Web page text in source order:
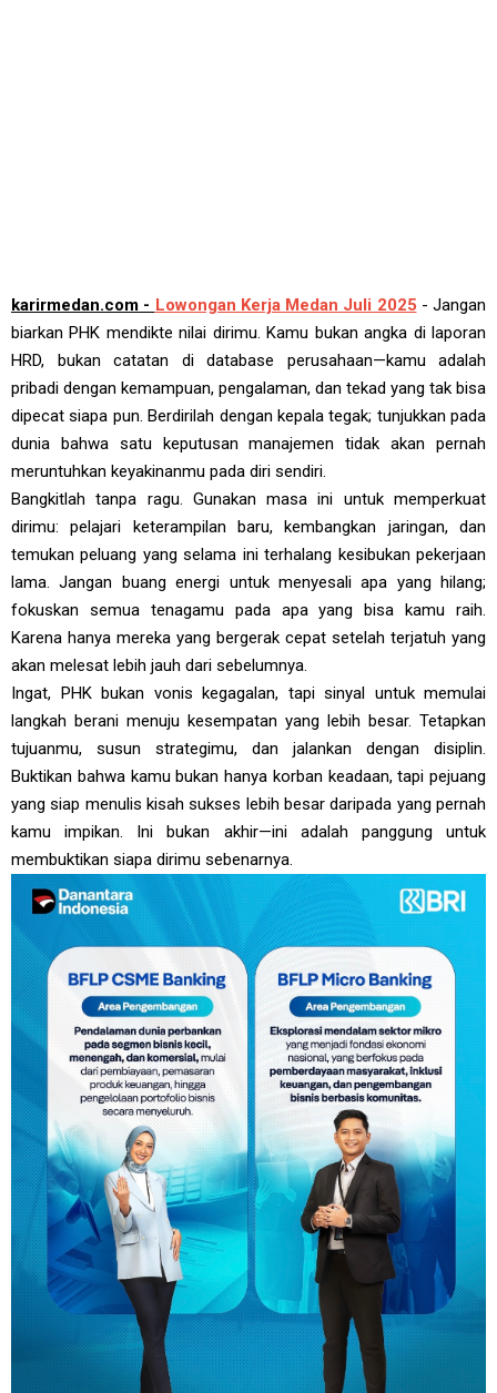
karirmedan.com - Lowongan Kerja Medan Juli 2025 - Jangan
biarkan PHK mendikte nilai dirimu. Kamu bukan angka di laporan
HRD, bukan catatan di database perusahaan—kamu adalah
pribadi dengan kemampuan, pengalaman, dan tekad yang tak bisa
dipecat siapa pun. Berdirilah dengan kepala tegak; tunjukkan pada
dunia bahwa satu keputusan manajemen tidak akan pernah
meruntuhkan keyakinanmu pada diri sendiri.
Bangkitlah tanpa ragu. Gunakan masa ini untuk memperkuat
dirimu: pelajari keterampilan baru, kembangkan jaringan, dan
temukan peluang yang selama ini terhalang kesibukan pekerjaan
lama. Jangan buang energi untuk menyesali apa yang hilang;
fokuskan semua tenagamu pada apa yang bisa kamu raih.
Karena hanya mereka yang bergerak cepat setelah terjatuh yang
akan melesat lebih jauh dari sebelumnya.
Ingat, PHK bukan vonis kegagalan, tapi sinyal untuk memulai
langkah berani menuju kesempatan yang lebih besar. Tetapkan
tujuanmu, susun strategimu, dan jalankan dengan disiplin.
Buktikan bahwa kamu bukan hanya korban keadaan, tapi pejuang
yang siap menulis kisah sukses lebih besar daripada yang pernah
kamu impikan. Ini bukan akhir—ini adalah panggung untuk
membuktikan siapa dirimu sebenarnya.